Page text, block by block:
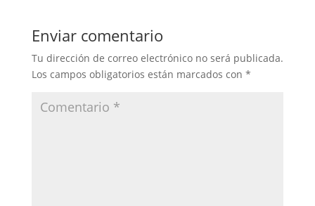
Enviar comentario
Tu dirección de correo electrónico no será publicada.
Los campos obligatorios están marcados con *